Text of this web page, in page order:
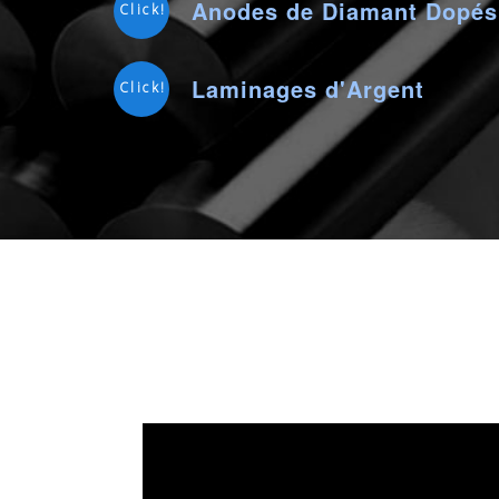
Click! Anodes de Diamant
Click! Laminages d'Argent